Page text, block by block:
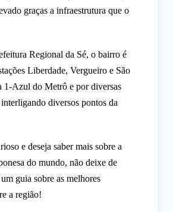
graças a infraestrutura que o
Regional da Sé, o bairro é
Liberdade, Vergueiro e São
1-Azul do Metrô e por diversas
diversos pontos da
e deseja saber mais sobre a
do mundo, não deixe de
guia sobre as melhores
a região!